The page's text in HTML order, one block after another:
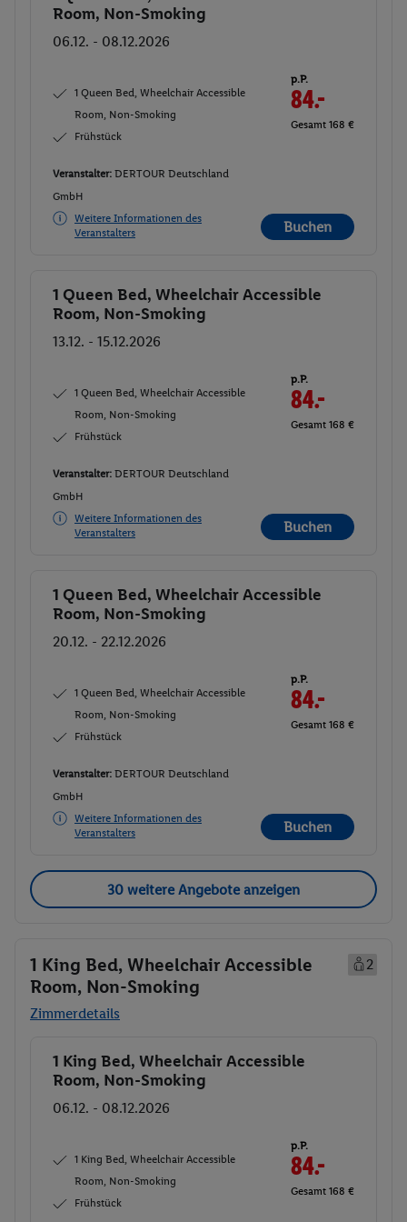
Room, Non-Smoking
06.12. - 08.12.2026
1 Queen Bed, Wheelchair Accessible
Room, Non-Smoking
Frühstück
p.P.
84.-
Gesamt 168 €
Veranstalter: DERTOUR Deutschland
GmbH
Weitere Informationen des
Veranstalters
Buchen
Buchen
1 Queen Bed, Wheelchair Accessible
Room, Non-Smoking
13.12. - 15.12.2026
1 Queen Bed, Wheelchair Accessible
Room, Non-Smoking
Frühstück
p.P.
84.-
Gesamt 168 €
Veranstalter: DERTOUR Deutschland
GmbH
Weitere Informationen des
Veranstalters
Buchen
Buchen
1 Queen Bed, Wheelchair Accessible
Room, Non-Smoking
20.12. - 22.12.2026
1 Queen Bed, Wheelchair Accessible
Room, Non-Smoking
Frühstück
p.P.
84.-
Gesamt 168 €
Veranstalter: DERTOUR Deutschland
GmbH
Weitere Informationen des
Veranstalters
Buchen
30 weitere Angebote anzeigen
1 King Bed, Wheelchair Accessible
Room, Non-Smoking
2
Zimmerdetails
Buchen
1 King Bed, Wheelchair Accessible
Room, Non-Smoking
06.12. - 08.12.2026
1 King Bed, Wheelchair Accessible
Room, Non-Smoking
Frühstück
p.P.
84.-
Gesamt 168 €